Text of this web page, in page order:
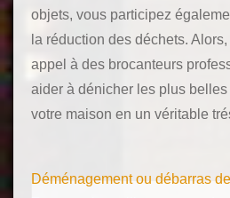
objets, vous participez
la réduction des déchets.
appel à des brocanteurs
aider à dénicher les plus
votre maison en un véritable
Navigation
Déménagement ou débarras